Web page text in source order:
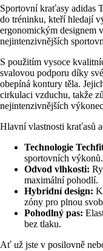
Sportovní kraťasy adidas
do tréninku, kteří hledají
ergonomickým designem
nejintenzivnějších
S použitím vysoce
svalovou podporu díky
obepíná kontury těla.
cirkulaci vzduchu, takže
nejintenzivnějších
Hlavní vlastnosti kraťasů
Technologie
sportovních výkonů.
Odvod vlhkosti:
maximální pohodlí.
Hybridní design:
zóny pro plnou
Pohodlný pas:
bez tlaku.
Ať už jste v posilovně